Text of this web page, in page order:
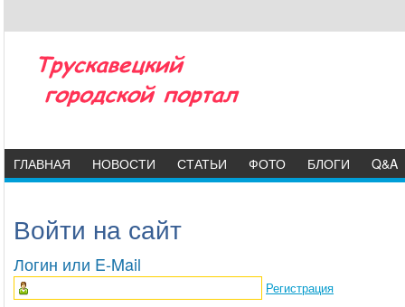
ГЛАВНАЯ НОВОСТИ СТАТЬИ ФОТО БЛОГИ Q&A
Войти на сайт
Логин или E-Mail
Регистрация